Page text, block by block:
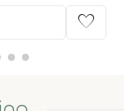
favorite